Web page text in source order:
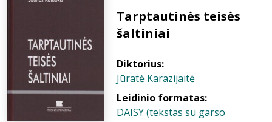
Tarptautinės teisės
šaltiniai
Diktorius:
Jūratė Karazijaitė
Leidinio formatas:
DAISY (tekstas su garso